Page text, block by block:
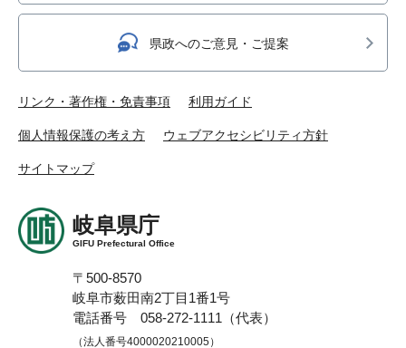
県政へのご意見・ご提案
リンク・著作権・免責事項 利用ガイド
個人情報保護の考え方 ウェブアクセシビリティ方針
サイトマップ
岐阜県庁
GIFU Prefectural Office
〒500-8570
岐阜市薮田南2丁目1番1号
電話番号 058-272-1111（代表）
（法人番号4000020210005）